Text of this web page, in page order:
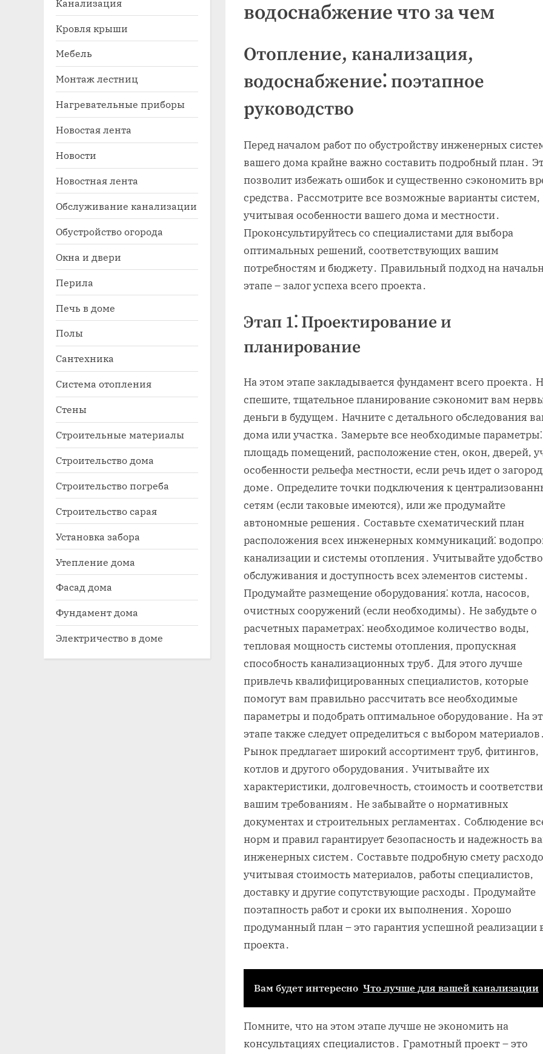
sub-
водоснабжение что за чем
Отопление, канализация,
водоснабжение⁚ поэтапное
руководство
Перед началом работ по обустройству инженерных
вашего дома крайне важно составить подробный план․
позволит избежать ошибок и существенно сэкономить
средства․ Рассмотрите все возможные варианты систем,
учитывая особенности вашего дома и местности․
Проконсультируйтесь со специалистами для выбора
оптимальных решений, соответствующих вашим
потребностям и бюджету․ Правильный подход на
этапе – залог успеха всего проекта․
Этап 1⁚ Проектирование и
планирование
На этом этапе закладывается фундамент всего проекта․
спешите, тщательное планирование сэкономит вам
деньги в будущем․ Начните с детального обследования
дома или участка․ Замерьте все необходимые параметры⁚
площадь помещений, расположение стен, окон, дверей,
особенности рельефа местности, если речь идет о
доме․ Определите точки подключения к
сетям (если таковые имеются), или же продумайте
автономные решения․ Составьте схематический план
расположения всех инженерных коммуникаций⁚
канализации и системы отопления․ Учитывайте удобство
обслуживания и доступность всех элементов системы․
Продумайте размещение оборудования⁚ котла, насосов,
очистных сооружений (если необходимы)․ Не забудьте о
расчетных параметрах⁚ необходимое количество воды,
тепловая мощность системы отопления, пропускная
способность канализационных труб․ Для этого лучше
привлечь квалифицированных специалистов, которые
помогут вам правильно рассчитать все необходимые
параметры и подобрать оптимальное оборудование․ На
этапе также следует определиться с выбором материалов․
Рынок предлагает широкий ассортимент труб, фитингов,
котлов и другого оборудования․ Учитывайте их
характеристики, долговечность, стоимость и
вашим требованиям․ Не забывайте о нормативных
документах и строительных регламентах․ Соблюдение
норм и правил гарантирует безопасность и надежность
инженерных систем․ Составьте подробную смету
учитывая стоимость материалов, работы специалистов,
доставку и другие сопутствующие расходы․ Продумайте
поэтапность работ и сроки их выполнения․ Хорошо
продуманный план – это гарантия успешной реализации
проекта․
Вам будет интересно Что лучше для вашей канализации
Помните, что на этом этапе лучше не экономить на
консультациях специалистов․ Грамотный проект – это
Кровля крыши
Мебель
Монтаж лестниц
Нагревательные приборы
Новостая лента
Новости
Новостная лента
Обслуживание канализации
Обустройство огорода
Окна и двери
Перила
Печь в доме
Полы
Сантехника
Система отопления
Стены
Строительные материалы
Строительство дома
Строительство погреба
Строительство сарая
Установка забора
Утепление дома
Фасад дома
Фундамент дома
Электричество в доме